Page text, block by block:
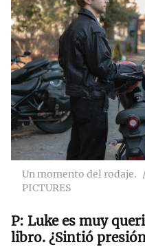
Un momento del rodaje.
PICTURES
Luke es muy
libro. ¿Sintió